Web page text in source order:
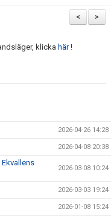
>
<
klicka här!
2026-04-26 14:28
2026-04-08 20:38
2026-03-08 10:24
2026-03-03 19:24
2026-01-08 15:24